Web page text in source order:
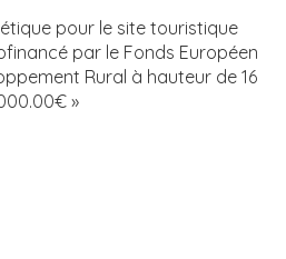
pour le site touristique
par le Fonds Européen
Rural à hauteur de 16
»